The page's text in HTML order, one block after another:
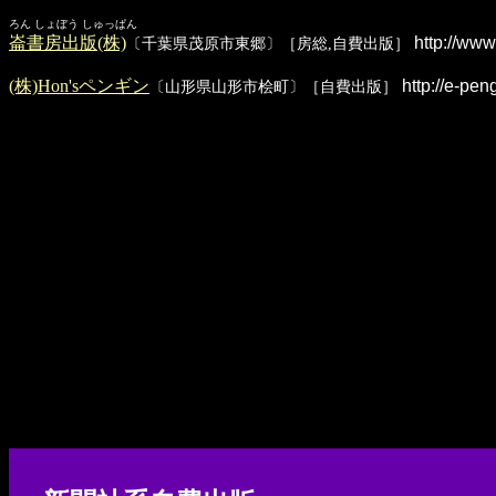
ろん しょぼう しゅっぱん
崙書房出版(株) 〔千葉県茂原市東郷〕［房総,自費出版］ http://
(株)Hon'sペンギン 〔山形県山形市桧町〕［自費出版］ http://e-